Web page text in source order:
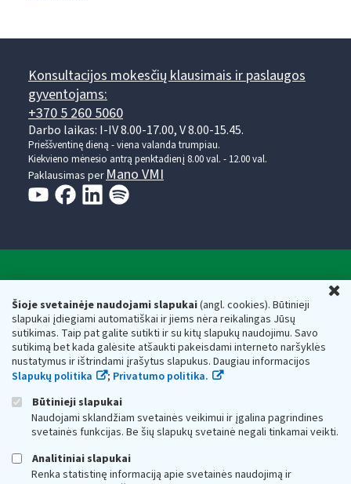
Šioje svetainėje naudojami slapukai(angl. cookies). Būtinieji
slapukai įdiegiami automatiškai ir jiems nėra reikalingas Jūsų
sutikimas. Taip pat galite sutikti ir su kitų slapukų naudojimu. Savo
sutikimą bet kada galėsite atšaukti pakeisdami interneto naršyklės
nustatymus ir ištrindami įrašytus slapukus. Daugiau informacijos
Slapukų politika
; Privatumo politika.
Būtinieji slapukai
Naudojami sklandžiam svetainės veikimui ir įgalina pagrindines
svetainės funkcijas. Be šių slapukų svetainė negali tinkamai veikti.
Analitiniai slapukai
Renka statistinę informaciją apie svetainės naudojimą ir
Konsultacijos mokesčių klausimais ir paslaugos
gyventojams:
+370 5 260 5060
Darbo laikas: I-IV 8.00-17.00, V 8.00-15.45.
Prieššventinę dieną - viena valanda trumpiau.
Kiekvieno mėnesio antrą penktadienį 8.00 val. - 12.00 val.
Paklausimas per Mano VMI
Respublikos finansų ministerijos
Biudžetinė įstaiga. Juridinio asmens kodas — 188659752,
adresas: Vasario 16-osios g. 14, 01107 Vilnius, Lietuva, el.paštas:
vmi@vmi.lt, E. pristatymo dėžutės adresas 188659752
Duomenys apie Valstybinę mokesčių inspekciją prie Lietuvos
Respublikos finansų ministerijos kaupiami ir saugomi Juridinių